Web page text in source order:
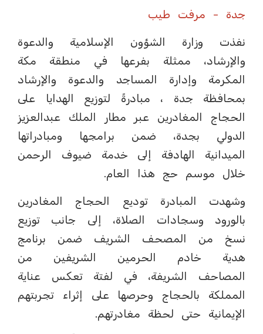
جدة - مرفت طيب
نفذت وزارة الشؤون الإسلامية والدعوة
والإرشاد، ممثلة بفرعها في منطقة مكة
المكرمة وإدارة المساجد والدعوة والإرشاد
بمحافظة جدة ، مبادرةً لتوزيع الهدايا على
الحجاج المغادرين عبر مطار الملك عبدالعزيز
الدولي بجدة، ضمن برامجها ومبادراتها
الميدانية الهادفة إلى خدمة ضيوف الرحمن
خلال موسم حج هذا العام.
وشهدت المبادرة توديع الحجاج المغادرين
بالورود وسجادات الصلاة، إلى جانب توزيع
نسخ من المصحف الشريف ضمن برنامج
هدية خادم الحرمين الشريفين من
المصاحف الشريفة، في لفتة تعكس عناية
المملكة بالحجاج وحرصها على إثراء تجربتهم
الإيمانية حتى لحظة مغادرتهم.